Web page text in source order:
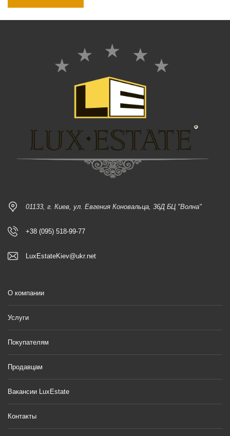
01133, г. Киев, ул. Евгения Коновальца, 36Д БЦ "Волна"
+38 (095) 518-99-77
LuxEstateKiev@ukr.net
О компании
Услуги
Покупателям
Продавцам
Вакансии LuxEstate
Контакты